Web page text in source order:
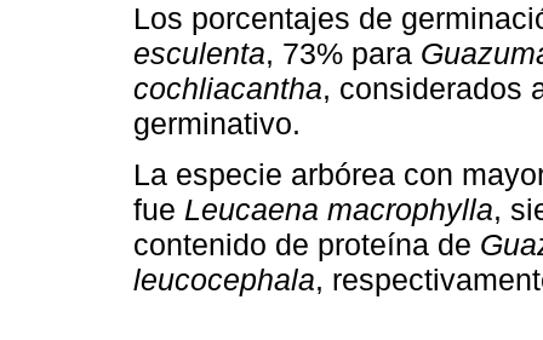
Los porcentajes de
esculenta, 73% para
cochliacantha, considerados
germinativo.
La especie arbórea con
fue Leucaena macrophylla,
contenido de proteína de
leucocephala,